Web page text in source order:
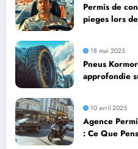
Permis de
pieges lors
18 mai 2025
Pneus
approfondie
10 avril 2025
Agence
: Ce Que